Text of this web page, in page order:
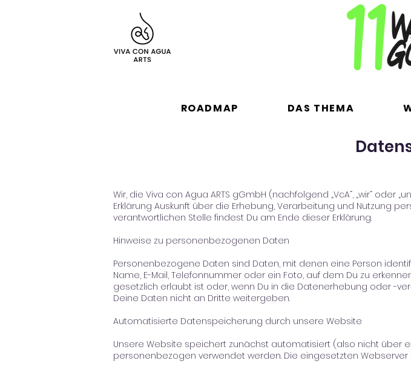
ROADMAP DAS THEMA
Wir, die Viva con Agua ARTS gGmbH (nachfolgend „VcA“, „wir“
Erklärung Auskunft über die Erhebung, Verarbeitung und Nutzung
verantwortlichen Stelle findest Du am Ende dieser Erklärung.
Hinweise zu personenbezogenen Daten
Personenbezogene Daten sind Daten, mit denen eine Person
Name, E-Mail, Telefonnummer oder ein Foto, auf dem Du zu
gesetzlich erlaubt ist oder, wenn Du in die Datenerhebung oder -
Deine Daten nicht an Dritte weitergeben.
Automatisierte Datenspeicherung durch unsere Website
Unsere Website speichert zunächst automatisiert (also nicht über
personenbezogen verwendet werden. Die eingesetzten Webserver